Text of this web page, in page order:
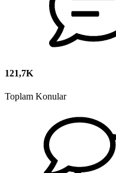
121,7K
Toplam Konular